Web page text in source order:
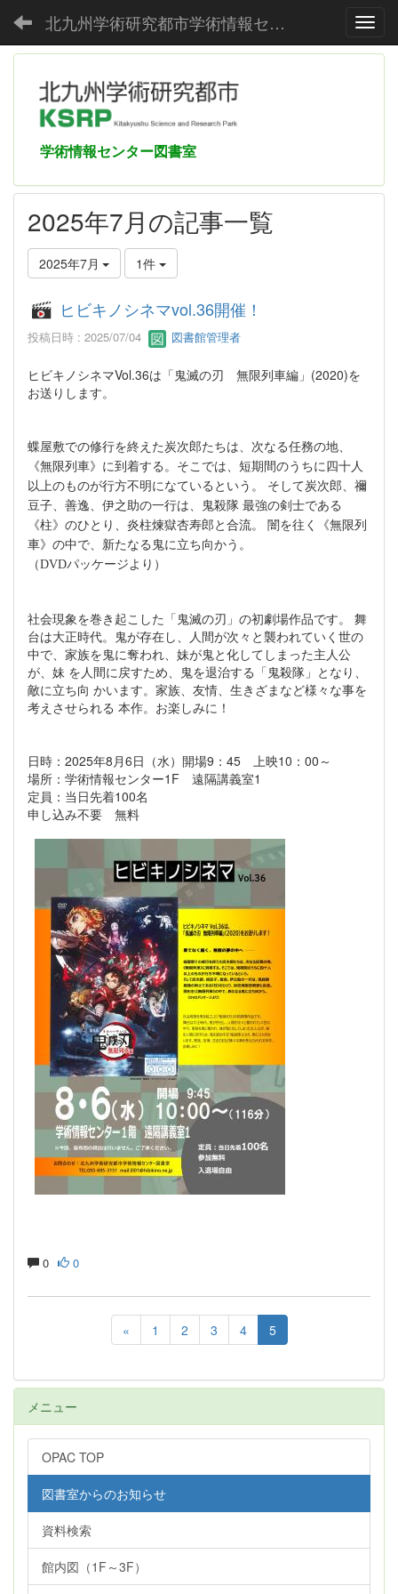
北九州学術研究都市学術情報センター
学術情報センター図書室
2025年7月の記事一覧
2025年7月 1件
ヒビキノシネマvol.36開催！
投稿日時 : 2025/07/04 図書館管理者
ヒビキノシネマVol.36は「鬼滅の刃 無限列車編」(2020)を
お送りします。
蝶屋敷での修行を終えた炭次郎たちは、次なる任務の地、
《無限列車》に到着する。そこでは、短期間のうちに四十人
以上のものが行方不明になているという。 そして炭次郎、禰
豆子、善逸、伊之助の一行は、鬼殺隊 最強の剣士である
《柱》のひとり、炎柱煉獄杏寿郎と合流。 闇を往く《無限列
車》の中で、新たなる鬼に立ち向かう。
（DVDパッケージより）
社会現象を巻き起こした「鬼滅の刃」の初劇場作品です。 舞
台は大正時代。鬼が存在し、人間が次々と襲われていく世の
中で、家族を鬼に奪われ、妹が鬼と化してしまった主人公
が、妹 を人間に戻すため、鬼を退治する「鬼殺隊」となり、
敵に立ち向 かいます。家族、友情、生きざまなど様々な事を
考えさせられる 本作。お楽しみに！
日時：2025年8月6日（水）開場9：45 上映10：00～
場所：学術情報センター1F 遠隔講義室1
定員：当日先着100名
申し込み不要 無料
0 0
« 1 2 3 4 5
メニュー
OPAC TOP
図書室からのお知らせ
資料検索
館内図（1F～3F）